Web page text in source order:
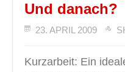
Und danach?
23. APRIL 2009
Kurzarbeit: Ein